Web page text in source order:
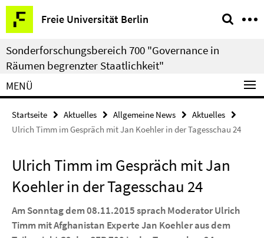
Springe
direkt
zu
Inhalt
Freie Universität Berlin
Service-
Navigation
Sonderforschungsbereich 700 "Governance in
Räumen begrenzter Staatlichkeit"
MENÜ
Startseite Aktuelles Allgemeine News
Aktuelles
Ulrich Timm im Gespräch mit Jan Koehler in der Tagesschau 24
Ulrich Timm im Gespräch mit Jan
Koehler in der Tagesschau 24
Am Sonntag dem 08.11.2015 sprach Moderator Ulrich
Timm mit Afghanistan Experte Jan Koehler aus dem